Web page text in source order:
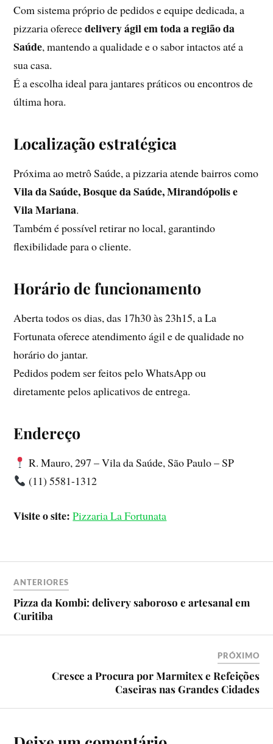
Com sistema próprio de pedidos e equipe dedicada, a
pizzaria oferecedelivery ágil em toda a região da
Saúde, mantendo a qualidade e o sabor intactos até a
sua casa.
É a escolha ideal para jantares práticos ou encontros de
última hora.
Localização estratégica
Próxima ao metrô Saúde, a pizzaria atende bairros como
Vila da Saúde, Bosque da Saúde, Mirandópolis e
Vila Mariana.
Também é possível retirar no local, garantindo
flexibilidade para o cliente.
Horário de funcionamento
Aberta todos os dias, das 17h30 às 23h15, a La
Fortunata oferece atendimento ágil e de qualidade no
horário do jantar.
Pedidos podem ser feitos pelo WhatsApp ou
diretamente pelos aplicativos de entrega.
Endereço
R. Mauro, 297 – Vila da Saúde, São Paulo – SP
(11) 5581-1312
Visite o site: Pizzaria La Fortunata
ANTERIORES
Pizza da Kombi: delivery saboroso e artesanal em
Curitiba
PRÓXIMO
Cresce a Procura por Marmitex e Refeições
Caseiras nas Grandes Cidades